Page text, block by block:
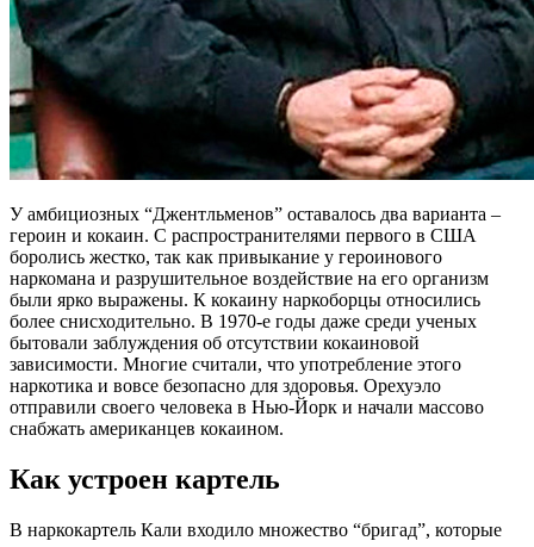
У амбициозных “Джентльменов” оставалось два варианта –
героин и кокаин. С распространителями первого в США
боролись жестко, так как привыкание у героинового
наркомана и разрушительное воздействие на его организм
были ярко выражены. К кокаину наркоборцы относились
более снисходительно. В 1970-е годы даже среди ученых
бытовали заблуждения об отсутствии кокаиновой
зависимости. Многие считали, что употребление этого
наркотика и вовсе безопасно для здоровья. Орехуэло
отправили своего человека в Нью-Йорк и начали массово
снабжать американцев кокаином.
Как устроен картель
В наркокартель Кали входило множество “бригад”, которые